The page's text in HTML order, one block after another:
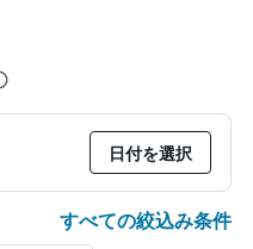
日付を選択
すべての絞込み条件